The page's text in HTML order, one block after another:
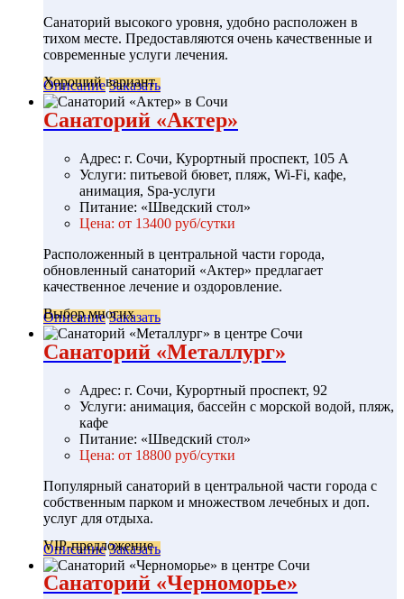
Санаторий высокого уровня, удобно расположен в
тихом месте. Предоставляются очень качественные и
современные услуги лечения.
Описание Заказать
Хороший вариант
Санаторий «Актер»
Адрес: г. Сочи, Курортный проспект, 105 А
Услуги: питьевой бювет, пляж, Wi-Fi, кафе,
анимация, Spa-услуги
Питание: «Шведский стол»
Цена: от 13400 руб/сутки
Расположенный в центральной части города,
обновленный санаторий «Актер» предлагает
качественное лечение и оздоровление.
Описание Заказать
Выбор многих
Санаторий «Металлург»
Адрес: г. Сочи, Курортный проспект, 92
Услуги: анимация, бассейн с морской водой, пляж,
кафе
Питание: «Шведский стол»
Цена: от 18800 руб/сутки
Популярный санаторий в центральной части города с
собственным парком и множеством лечебных и доп.
услуг для отдыха.
Описание Заказать
VIP-предложение
Санаторий «Черноморье»